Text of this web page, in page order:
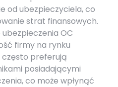
od ubezpieczyciela, co
strat finansowych.
OC
firmy na rynku
preferują
posiadającymi
co może wpłynąć